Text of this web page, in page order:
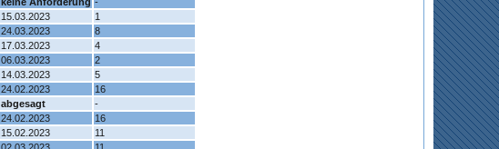
15.03.2023
1
24.03.2023
8
17.03.2023
4
06.03.2023
2
14.03.2023
5
24.02.2023
16
abgesagt
-
24.02.2023
16
15.02.2023
11